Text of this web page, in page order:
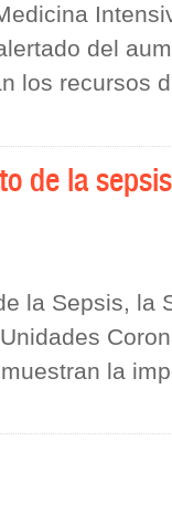
del
los recursos
de la
la Sepsis, la
la